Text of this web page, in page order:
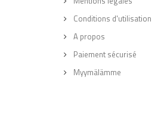
Conditions d'utilisation
A propos
Paiement sécurisé
Myymälämme